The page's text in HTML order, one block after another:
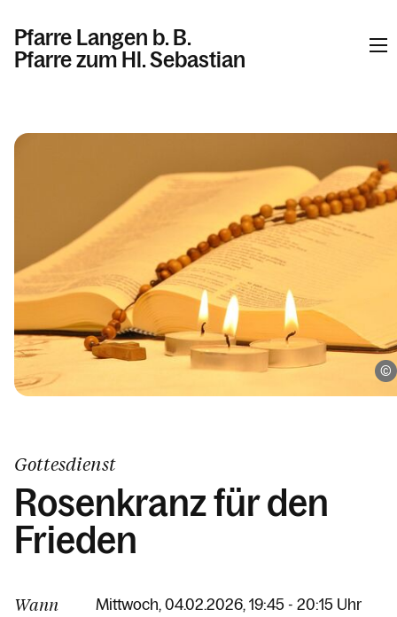
Pfarre Langen b. B.
Pfarre zum Hl. Sebastian
Personen
Kontakt
Gottesdienst
Rosenkranz für den
Frieden
Wann Mittwoch, 04.02.2026, 19:45 - 20:15 Uhr